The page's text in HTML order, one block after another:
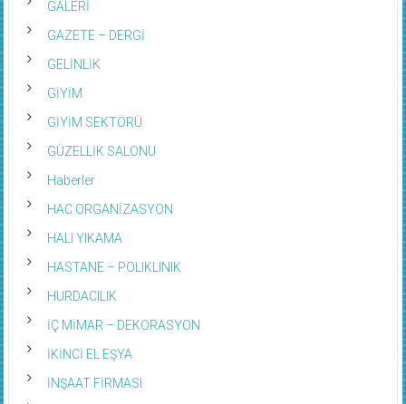
GALERİ
GAZETE – DERGİ
GELİNLİK
GİYİM
GİYİM SEKTÖRÜ
GÜZELLİK SALONU
Haberler
HAC ORGANİZASYON
HALI YIKAMA
HASTANE – POLIKLINIK
HURDACILIK
İÇ MİMAR – DEKORASYON
İKİNCİ EL EŞYA
İNŞAAT FİRMASI